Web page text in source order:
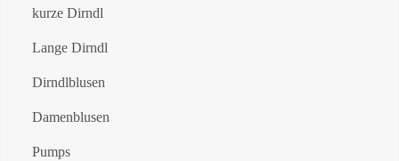
kurze Dirndl
Lange Dirndl
Dirndlblusen
Damenblusen
Pumps